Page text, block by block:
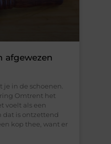
afgewezen
je in de schoenen.
Omtrent het
voelt als een
dat is ontzettend
kop thee, want er